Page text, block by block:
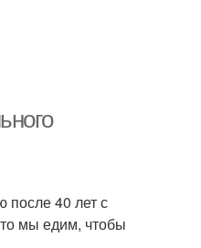
после 40 лет с
мы едим, чтобы